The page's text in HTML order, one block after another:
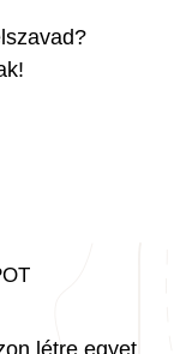
létre egyet